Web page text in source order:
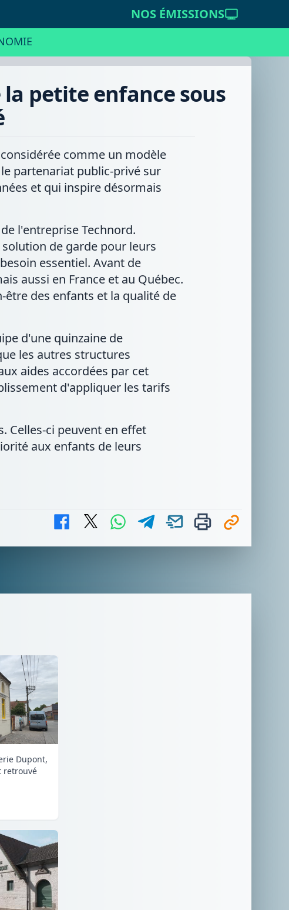
NOS ÉMISSIONS
la petite enfance sous
comme un modèle
partenariat public-privé sur
et qui inspire désormais
l'entreprise Technord.
de garde pour leurs
essentiel. Avant de
aussi en France et au Québec.
des enfants et la qualité de
d'une quinzaine de
les autres structures
aides accordées par cet
d'appliquer les tarifs
Celles-ci peuvent en effet
aux enfants de leurs
Dupont,
retrouvé